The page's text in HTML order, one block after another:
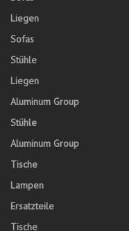
Liegen
Sofas
Stühle
Liegen
Aluminum Group
Stühle
Aluminum Group
Tische
Lampen
Ersatzteile
Tische